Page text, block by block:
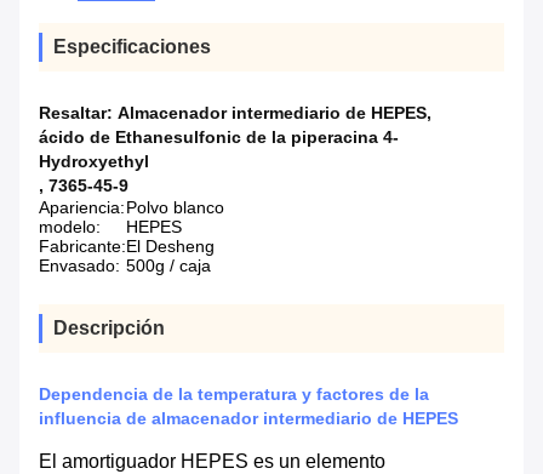
Especificaciones
Resaltar: Almacenador intermediario de HEPES,
ácido de Ethanesulfonic de la piperacina 4-
Hydroxyethyl
, 7365-45-9
Apariencia:Polvo blanco
modelo:
HEPES
Fabricante:El Desheng
Envasado: 500g / caja
Descripción
Dependencia de la temperatura y factores de la
influencia de almacenador intermediario de HEPES
El amortiguador HEPES es un elemento